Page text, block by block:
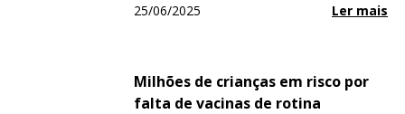
25/06/2025 Ler mais
Milhões de crianças em risco por
falta de vacinas de rotina